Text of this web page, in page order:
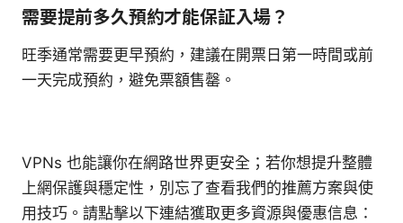
需要提前多久預約才能保証入場？
旺季通常需要更早預約，建議在開票日第一時間或前
一天完成預約，避免票額售罄。
VPNs 也能讓你在網路世界更安全；若你想提升整體
上網保護與穩定性，別忘了查看我們的推薦方案與使
用技巧。請點擊以下連結獲取更多資源與優惠信息：